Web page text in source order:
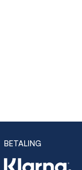
BETALING